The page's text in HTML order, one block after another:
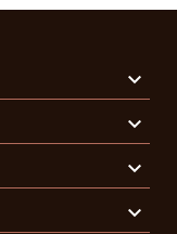



